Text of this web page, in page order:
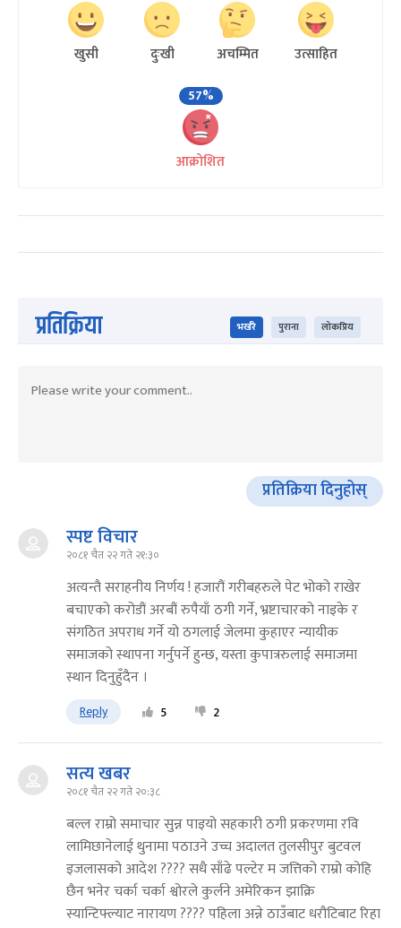
खुसी दुःखी अचम्मित
उत्साहित
57%
आक्रोशित
प्रतिक्रिया भर्खरै पुराना लोकप्रिय
प्रतिक्रिया दिनुहोस्
स्पष्ट विचार
२०८१ चैत २२ गते २१:३०
अत्यन्तै सराहनीय निर्णय ! हजारौं गरीबहरुले पेट भोको राखेर
बचाएको करोडौं अरबौं रुपैयाँ ठगी गर्ने, भ्रष्टाचारको नाइके र
संगठित अपराध गर्ने यो ठगलाई जेलमा कुहाएर न्यायीक
समाजको स्थापना गर्नुपर्ने हुन्छ, यस्ता कुपात्ररुलाई समाजमा
स्थान दिनुहुँदैन ।
Reply 5 2
सत्य खबर
२०८१ चैत २२ गते २०:३८
बल्ल राम्रो समाचार सुन्न पाइयो सहकारी ठगी प्रकरणमा रवि
लामिछानेलाई थुनामा पठाउने उच्च अदालत तुलसीपुर बुटवल
इजलासको आदेश ???? सधै साँढे पल्टेर म जत्तिको राम्रो कोहि
छैन भनेर चर्का चर्का श्वोरले कुर्लने अमेरिकन झाक्रि
स्यान्टिफ्ल्याट नारायण ???? पहिला अन्ने ठाउँबाट धरौटिबाट रिहा